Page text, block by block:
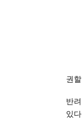
권
반
있